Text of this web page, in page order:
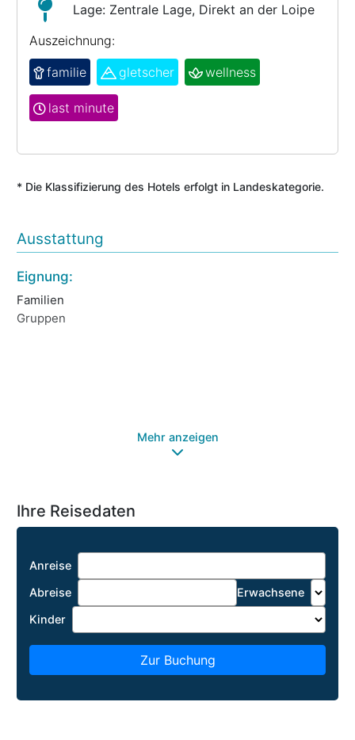
Lage: Zentrale Lage, Direkt an der Loipe
Auszeichnung:
familie
gletscher wellness
last minute
* Die Klassifizierung des Hotels erfolgt in Landeskategorie.
Ausstattung
Eignung:
Familien
Gruppen
Mehr anzeigen
Ihre Reisedaten
Anreise
Abreise
Erwachsene
Kinder
Zur Buchung